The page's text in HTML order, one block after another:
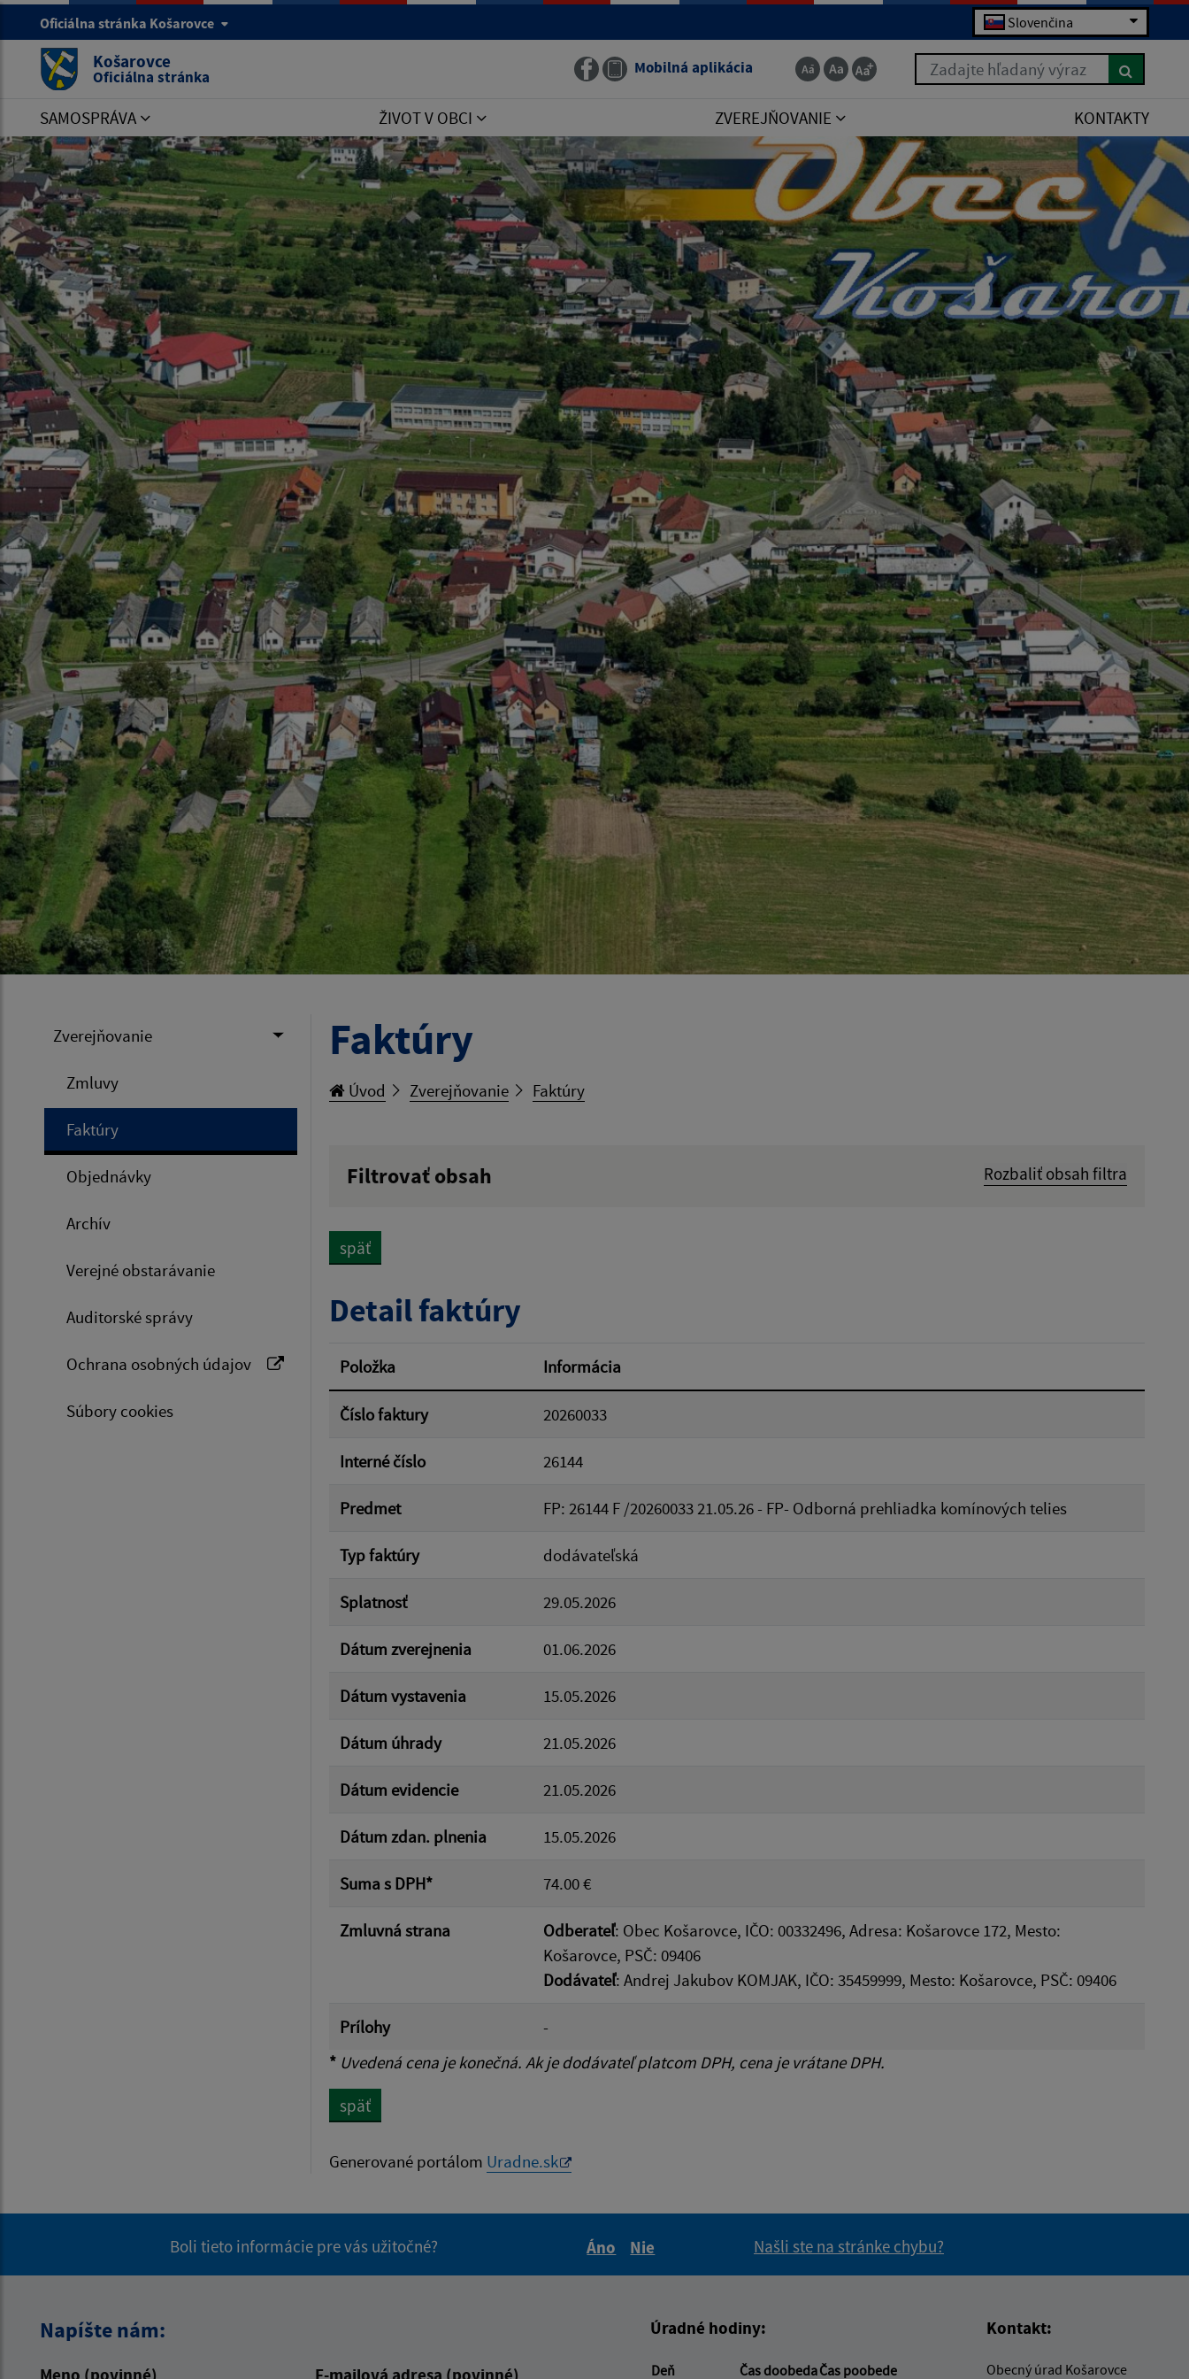
Oficiálna stránka Košarovce Slovenčina
Košarovce
Oficiálna stránka Mobilná aplikácia Zadajte hľadaný výraz
SAMOSPRÁVA ŽIVOT V OBCI ZVEREJŇOVANIE KONTAKTY
Zverejňovanie
Zmluvy
Faktúry
Objednávky
Archív
Verejné obstarávanie
Auditorské správy
Ochrana osobných údajov
Súbory cookies
Faktúry
Úvod Zverejňovanie Faktúry
Filtrovať obsah
Rozbaliť obsah filtra
Suma od:
Filtrovať
späť
Detail faktúry
Položka Informácia
Číslo faktury 20260033
Interné číslo 26144
Predmet FP: 26144 F /20260033 21.05.26 - FP- Odborná prehliadka komínových telies
Typ faktúry dodávateľská
Splatnosť 29.05.2026
Dátum zverejnenia 01.06.2026
Dátum vystavenia 15.05.2026
Dátum úhrady 21.05.2026
Dátum evidencie 21.05.2026
Dátum zdan. plnenia 15.05.2026
Suma s DPH* 74.00 €
Zmluvná strana Odberateľ: Obec Košarovce, IČO: 00332496, Adresa: Košarovce 172, Mesto:
Košarovce, PSČ: 09406
Dodávateľ: Andrej Jakubov KOMJAK, IČO: 35459999, Mesto: Košarovce, PSČ: 09406
Prílohy
-
* Uvedená cena je konečná. Ak je dodávateľ platcom DPH, cena je vrátane DPH.
späť
Generované portálom Uradne.sk
Boli tieto informácie pre vás užitočné?
Áno
Nie
Našli ste na stránke chybu?
Napíšte nám:
Meno (povinné) E-mailová adresa (povinné)
Úradné hodiny:
Deň Čas doobedaČas poobede
Kontakt:
Obecný úrad Košarovce